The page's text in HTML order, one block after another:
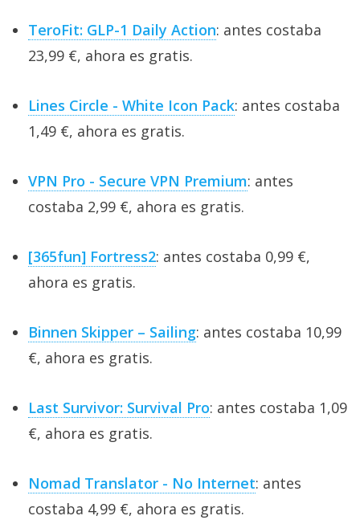
TeroFit: GLP-1 Daily Action: antes costaba
23,99 €, ahora es gratis.
Lines Circle - White Icon Pack: antes costaba
1,49 €, ahora es gratis.
VPN Pro - Secure VPN Premium: antes
costaba 2,99 €, ahora es gratis.
[365fun] Fortress2: antes costaba 0,99 €,
ahora es gratis.
Binnen Skipper – Sailing: antes costaba 10,99
€, ahora es gratis.
Last Survivor: Survival Pro: antes costaba 1,09
€, ahora es gratis.
Nomad Translator - No Internet: antes
costaba 4,99 €, ahora es gratis.